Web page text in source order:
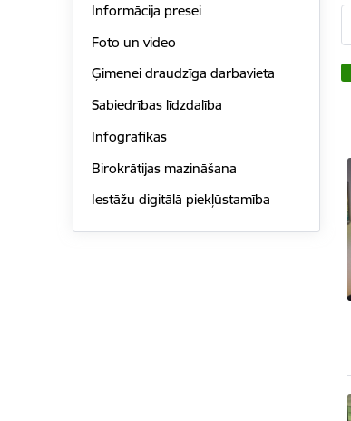
Informācija presei
Foto un video
Ģimenei draudzīga darbavieta
Sabiedrības līdzdalība
Infografikas
Birokrātijas mazināšana
Iestāžu digitālā piekļūstamība